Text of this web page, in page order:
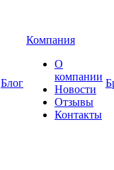
Блог
Компания
О
компании
Новости
Отзывы
Контакты